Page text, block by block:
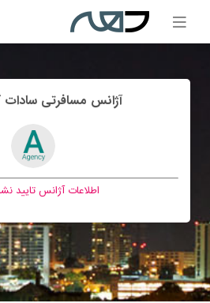
آژانس مسافرتی
اطلاعات آژانس تایید